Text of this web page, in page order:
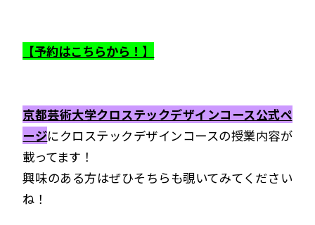
【予約はこちらから！】
京都芸術大学クロステックデザインコース公式ペ
ージにクロステックデザインコースの授業内容が
載ってます！
興味のある方はぜひそちらも覗いてみてください
ね！